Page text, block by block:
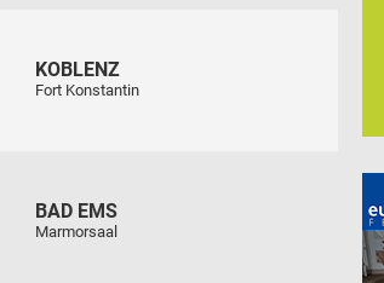
KOBLENZ
Fort Konstantin
BAD EMS
Marmorsaal